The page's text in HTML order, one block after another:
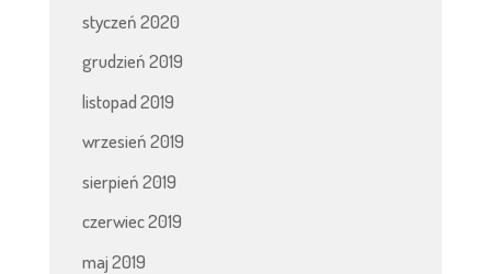
styczeń 2020
grudzień 2019
listopad 2019
wrzesień 2019
sierpień 2019
czerwiec 2019
maj 2019